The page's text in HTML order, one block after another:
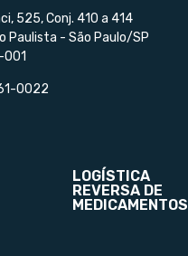
525, Conj. 410 a 414
Paulista - São Paulo/SP
0022
LOGÍSTICA
REVERSA DE
MEDICAMENTOS